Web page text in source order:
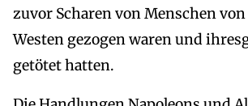
zuvor Scharen von Menschen
Westen gezogen waren und
getötet hatten.